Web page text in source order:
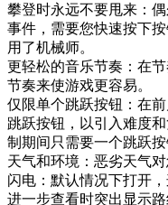
攀登时永远不要甩来：
事件，需要您快速按下
用了机械师。
更轻松的音乐节奏：在
节奏来使游戏更容易。
仅限单个跳跃按钮：在
跳跃按钮，以引入难度
制期间只需要一个跳跃按
天气和环境：恶劣天气
闪电：默认情况下打开
进一步查看时突出显示